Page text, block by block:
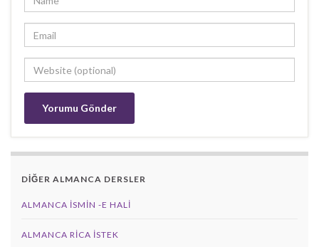
DİĞER ALMANCA DERSLER
ALMANCA İSMIN -E HALI
ALMANCA RICA İSTEK